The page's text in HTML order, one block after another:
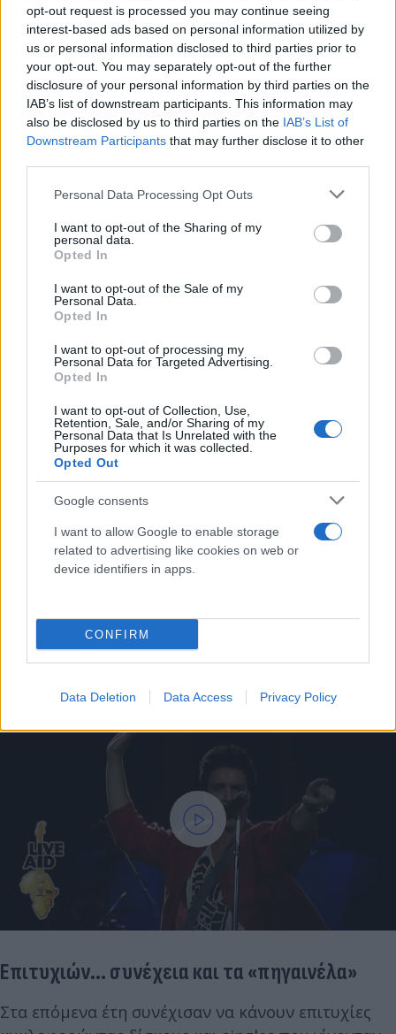
opt-out request is processed you may continue seeing
interest-based ads based on personal information utilized by
us or personal information disclosed to third parties prior to
your opt-out. You may separately opt-out of the further
disclosure of your personal information by third parties on the
IAB’s list of downstream participants. This information may
also be disclosed by us to third parties on the IAB’s List of
Downstream Participants that may further disclose it to other
Please note that this website/app uses one or more Google
not limited to your visit or usage behaviour. You may click to
grant or deny consent to Google and its third-party tags to
use your data for below specified purposes in below Google
consent section.
Personal Data Processing Opt Outs
I want to opt-out of the Sharing of my
personal data.
Opted In
I want to opt-out of the Sale of my
Personal Data.
Opted In
I want to opt-out of processing my
Personal Data for Targeted Advertising.
Opted In
I want to opt-out of Collection, Use,
Retention, Sale, and/or Sharing of my
Personal Data that Is Unrelated with the
Purposes for which it was collected.
Opted Out
Google consents
I want to allow Google to enable storage
related to advertising like cookies on web or
device identifiers in apps.
CONFIRM
Data Deletion Data Access Privacy Policy
Το 1985 η βρετανική μπάντα κατάφερε να έχει
παρουσία και στη μεγάλη οθόνη, φτάνοντας ακόμα
και στο νούμερο 1 των ΗΠΑ. Το τραγούδι «A View
To A Kill» έγινε το soundtrack της ομώνυμης
ταινίας με πρωταγωνιστή τον ήρωα του Ίαν
Φλέμινγκ. Στο φιλμ που είναι γνωστό στο ελληνικό
κοινό ως «Επιχείρηση Κινούμενος Στόχος», τον
ρόλο του Τζέιμς Μποντ ενσάρκωνε ο υπέροχος
Ρότζερ Μουρ.
Ήδη από το 1982 είχαν κυκλοφορήσει το δεύτερο
άλμπουμ τους, «Rio». Ο δίσκος έκανε ακόμα
μεγαλύτερο «γκελ» στον κόσμο, με singles όπως τα
«Rio», «Save a Prayer» και «Is There Something I
σταρ, με τον κόσμο να συρρέει κατά χιλιάδες στις
συναυλίες τους, ενώ απέκτησαν εκατομμύρια
θαυμαστές σε ολόκληρο τον κόσμο.
Επιτυχιών... συνέχεια και τα «πηγαινέλα»
Στα επόμενα έτη συνέχισαν να κάνουν επιτυχίες